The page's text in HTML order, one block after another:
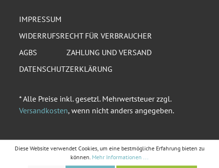
IMPRESSUM
WIDERRUFSRECHT FÜR VERBRAUCHER
AGBS
ZAHLUNG UND VERSAND
DATENSCHUTZERKLÄRUNG
* Alle Preise inkl. gesetzl. Mehrwertsteuer zzgl.
Versandkosten, wenn nicht anders angegeben.
Diese Website verwendet Cookies, um eine bestmögliche Erfahrung bieten zu
können. Mehr Informationen ...